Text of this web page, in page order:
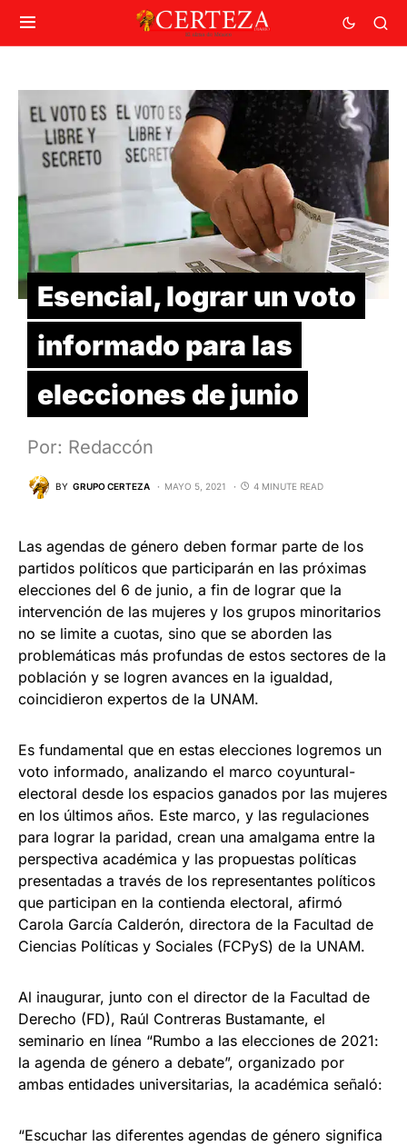
Esencial, lograr un voto
informado para las
elecciones de junio
Por: Redaccón
BY GRUPO CERTEZA MAYO 5, 2021 4 MINUTE READ
Las agendas de género deben formar parte de los
partidos políticos que participarán en las próximas
elecciones del 6 de junio, a fin de lograr que la
intervención de las mujeres y los grupos minoritarios
no se limite a cuotas, sino que se aborden las
problemáticas más profundas de estos sectores de la
población y se logren avances en la igualdad,
coincidieron expertos de la UNAM.
Es fundamental que en estas elecciones logremos un
voto informado, analizando el marco coyuntural-
electoral desde los espacios ganados por las mujeres
en los últimos años. Este marco, y las regulaciones
para lograr la paridad, crean una amalgama entre la
perspectiva académica y las propuestas políticas
presentadas a través de los representantes políticos
que participan en la contienda electoral, afirmó
Carola García Calderón, directora de la Facultad de
Ciencias Políticas y Sociales (FCPyS) de la UNAM.
Al inaugurar, junto con el director de la Facultad de
Derecho (FD), Raúl Contreras Bustamante, el
seminario en línea “Rumbo a las elecciones de 2021:
la agenda de género a debate”, organizado por
ambas entidades universitarias, la académica señaló:
“Escuchar las diferentes agendas de género significa